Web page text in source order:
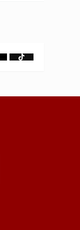
TikTok